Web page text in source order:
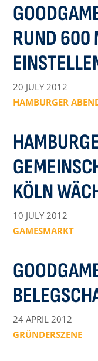
RUND 600
20 JULY 2012
HAMBURGER
KÖLN
10 JULY 2012
GAMESMARKT
24 APRIL 2012
GRÜNDERSZENE